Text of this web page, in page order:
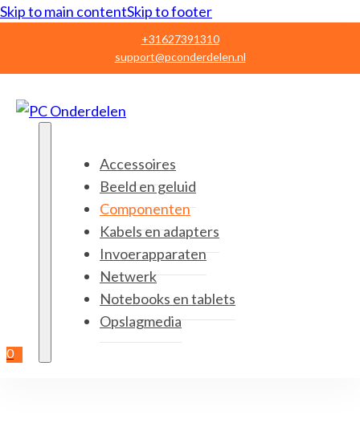
Skip to main contentSkip to footer
+31627391310
support@pconderdelen.nl
0
Accessoires
Beeld en geluid
Componenten
Kabels en adapters
Invoerapparaten
Netwerk
Notebooks en tablets
Opslagmedia